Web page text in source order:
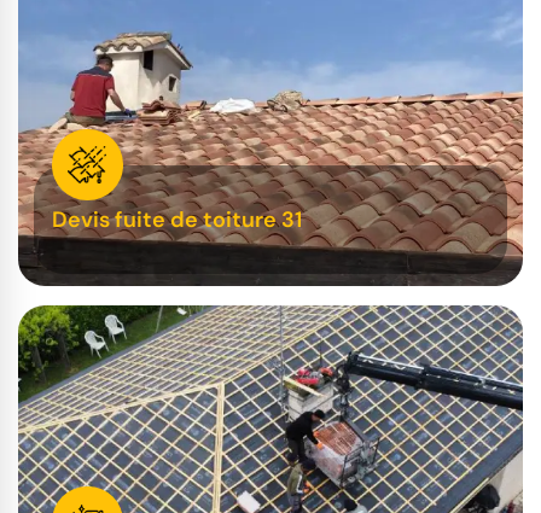
Devis fuite de toiture 31